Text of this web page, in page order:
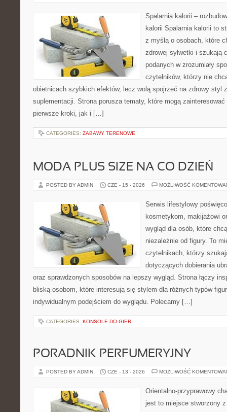
Spalarnia kalorii –
kalorii Spalarnia kalorii to
z myślą o osobach, które
zdrowej sylwetki i szukają
podanych w zrozumiały
czytelników, którzy nie
obietnicach szybkich efektów, lecz wolą spojrzeć na zdrowy styl
suplementacji. Strona porusza tematy, które mogą
pierwsze kroki, jak i […]
CATEGORIES: ZABAWY TERENOWE
MODA PLUS SIZE NA CO DZIEŃ
POSTED BY ADMIN CZE - 15 - 2026 MOŻLIWOŚĆ
Serwis lifestylowy
kosmetykom, makijażowi
wygląd dla osób, które
niezależnie od figury. To
czytelnikach, którzy
dotyczących dobierania
oraz sprawdzonych sposobów na lepszy wygląd. Strona łączy
bliską osobom, które interesują się stylem dla różnych typów
indywidualnym podejściem do wyglądu. Polecamy […]
CATEGORIES: KONSOLE DO GIER
PORADNIK PERFUMERYJNY
POSTED BY ADMIN CZE - 13 - 2026 MOŻLIWOŚĆ
Orientalno-przyprawowy
jest to miejsce stworzony